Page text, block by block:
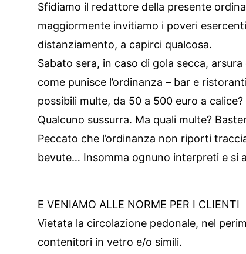
Sfidiamo il redattore della presente
maggiormente invitiamo i poveri
distanziamento, a capirci qualcosa.
Sabato sera, in caso di gola secca,
come punisce l’ordinanza – bar e
possibili multe, da 50 a 500 euro a calice?
Qualcuno sussurra. Ma quali multe?
Peccato che l’ordinanza non riporti
bevute… Insomma ognuno interpreti e si
E VENIAMO ALLE NORME PER I CLIENTI
Vietata la circolazione pedonale, nel
contenitori in vetro e/o simili.